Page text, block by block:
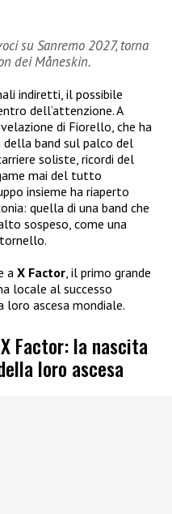
su Sanremo 2027, torna
dei Måneskin.
indiretti, il possibile
dell’attenzione. A
di Fiorello, che ha
della band sul palco del
soliste, ricordi del
mai del tutto
insieme ha riaperto
quella di una band che
sospeso, come una
a X Factor , il primo grande
locale al successo
loro ascesa mondiale.
Factor: la nascita
loro ascesa